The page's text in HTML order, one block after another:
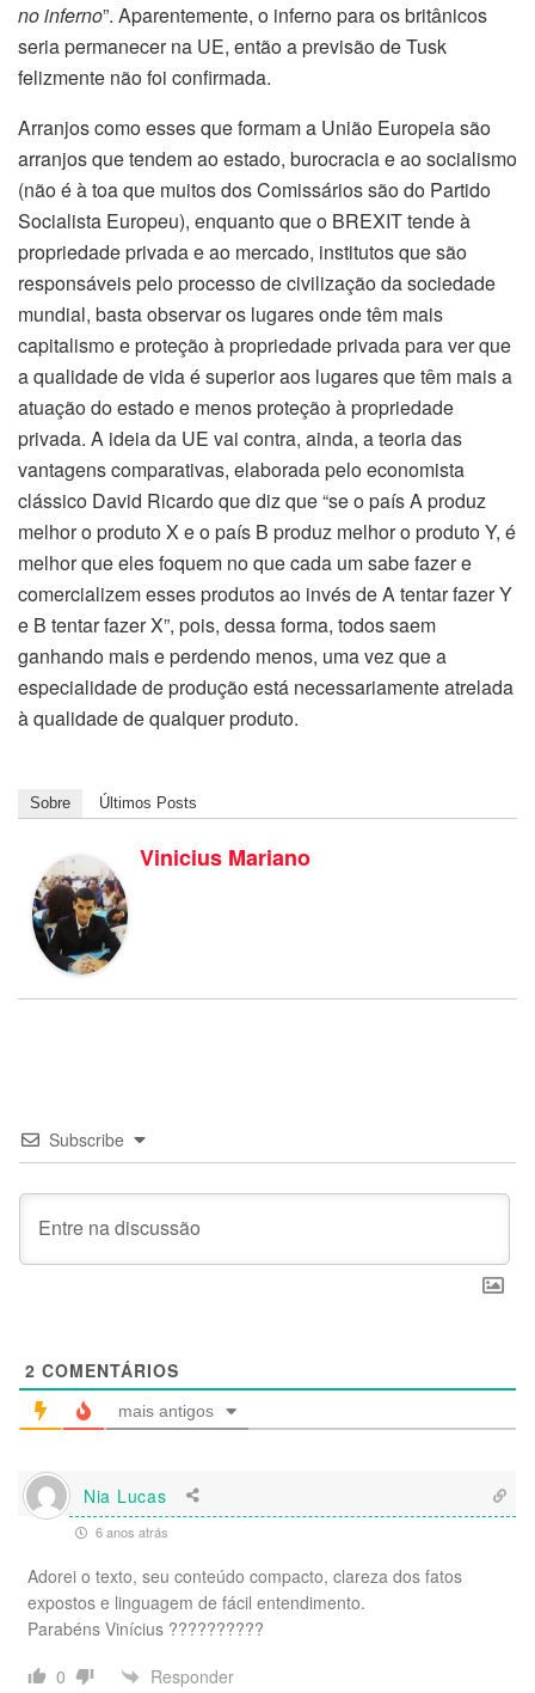
no inferno”. Aparentemente, o inferno para os britânicos
seria permanecer na UE, então a previsão de Tusk
felizmente não foi confirmada.
Arranjos como esses que formam a União Europeia são
arranjos que tendem ao estado, burocracia e ao socialismo
(não é à toa que muitos dos Comissários são do Partido
Socialista Europeu), enquanto que o BREXIT tende à
propriedade privada e ao mercado, institutos que são
responsáveis pelo processo de civilização da sociedade
mundial, basta observar os lugares onde têm mais
capitalismo e proteção à propriedade privada para ver que
a qualidade de vida é superior aos lugares que têm mais a
atuação do estado e menos proteção à propriedade
privada. A ideia da UE vai contra, ainda, a teoria das
vantagens comparativas, elaborada pelo economista
clássico David Ricardo que diz que “se o país A produz
melhor o produto X e o país B produz melhor o produto Y, é
melhor que eles foquem no que cada um sabe fazer e
comercializem esses produtos ao invés de A tentar fazer Y
e B tentar fazer X”, pois, dessa forma, todos saem
ganhando mais e perdendo menos, uma vez que a
especialidade de produção está necessariamente atrelada
à qualidade de qualquer produto.
Sobre Últimos Posts
Vinicius Mariano
Subscribe
2 COMENTÁRIOS
mais antigos
Nia Lucas
6 anos atrás
Adorei o texto, seu conteúdo compacto, clareza dos fatos
expostos e linguagem de fácil entendimento.
Parabéns Vinícius ??????????
0
Responder